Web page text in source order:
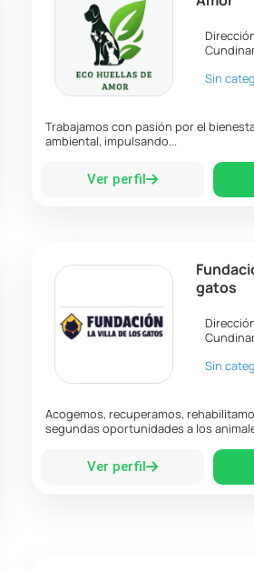
Sin
Trabajamos con pasión por el
ambiental, impulsando...
Ver perfil
gatos
Sin
Acogemos, recuperamos,
segundas oportunidades a los
Ver perfil